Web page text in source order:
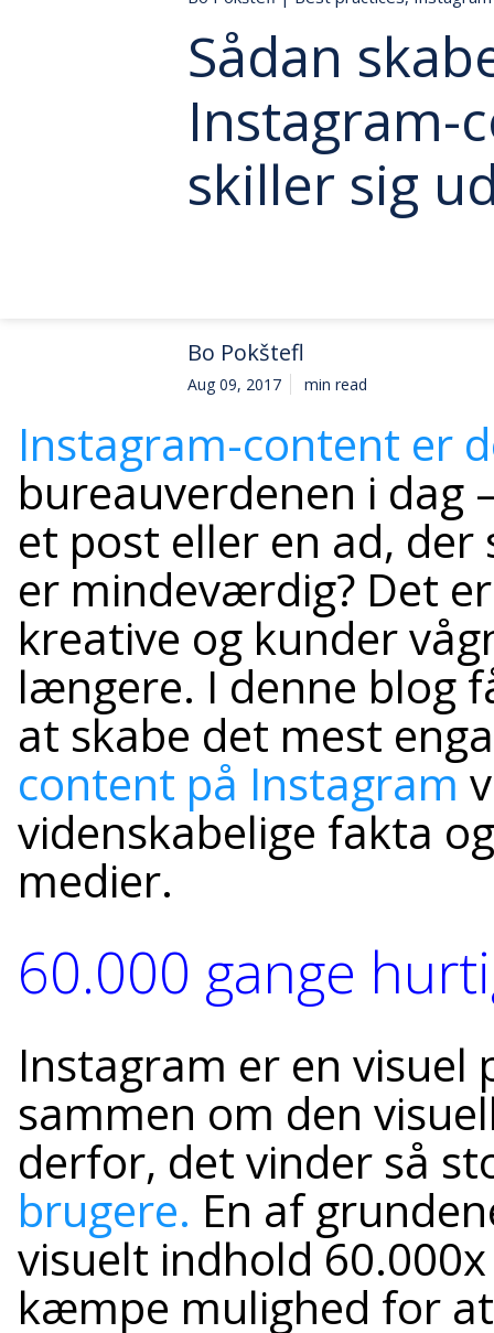
Sådan
Instagram-
skiller sig
Bo Pokštefl
Aug 09, 2017 min read
Instagram-content er
bureauverdenen i dag
et post eller en ad, der
er mindeværdig? Det
kreative og kunder
længere. I denne blog
at skabe det mest
content på Instagram
videnskabelige fakta
medier.
60.000 gange
Instagram er en
sammen om den
derfor, det vinder så
brugere. En af
visuelt indhold
kæmpe mulighed for